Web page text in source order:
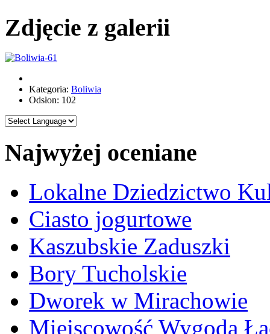
Zdjęcie z galerii
Kategoria: Boliwia
Odsłon: 102
Najwyżej oceniane
Lokalne Dziedzictwo
Ciasto jogurtowe
Kaszubskie Zaduszki
Bory Tucholskie
Dworek w Mirachowie
Miejscowość Wygoda